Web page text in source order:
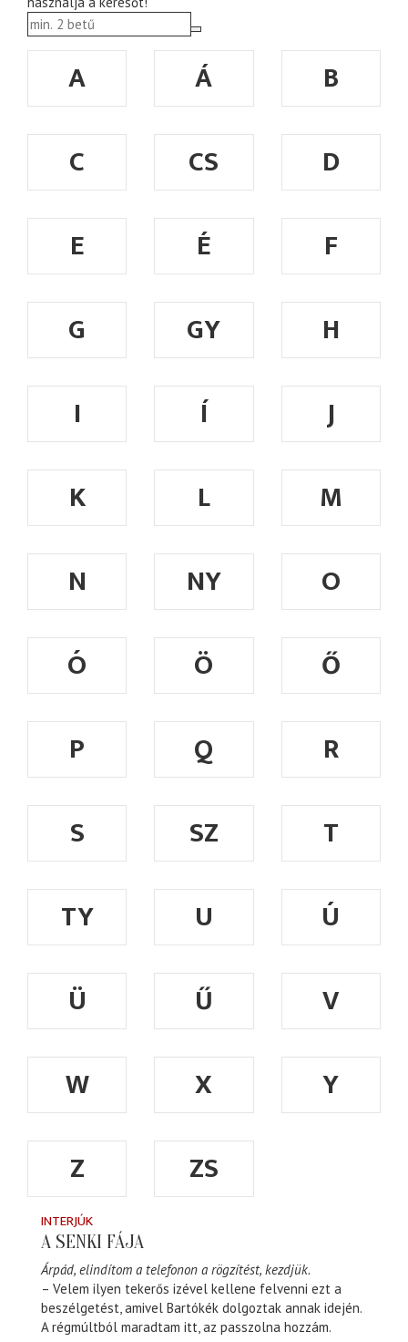
A Á
B
C
CS
D
E
É
F
G
GY
H
I
Í
J
K
L
M
N
NY
O
Ó
Ö
Ő
P
Q
R
S
SZ
T
TY
U
Ú
Ü
Ű
V
W
X
Y
Z
ZS
INTERJÚK
A SENKI FÁJA
Árpád, elindítom a telefonon a rögzítést, kezdjük.
– Velem ilyen tekerős izével kellene felvenni ezt a
beszélgetést, amivel Bartókék dolgoztak annak idején.
A régmúltból maradtam itt, az passzolna hozzám.